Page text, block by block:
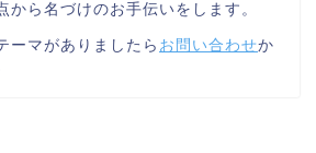
から名づけのお手伝いをします。
ーマがありましたら お問い合わせか